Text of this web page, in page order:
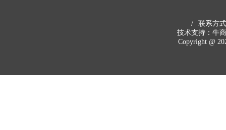
/
联系方
技术支持：牛
Copyright @